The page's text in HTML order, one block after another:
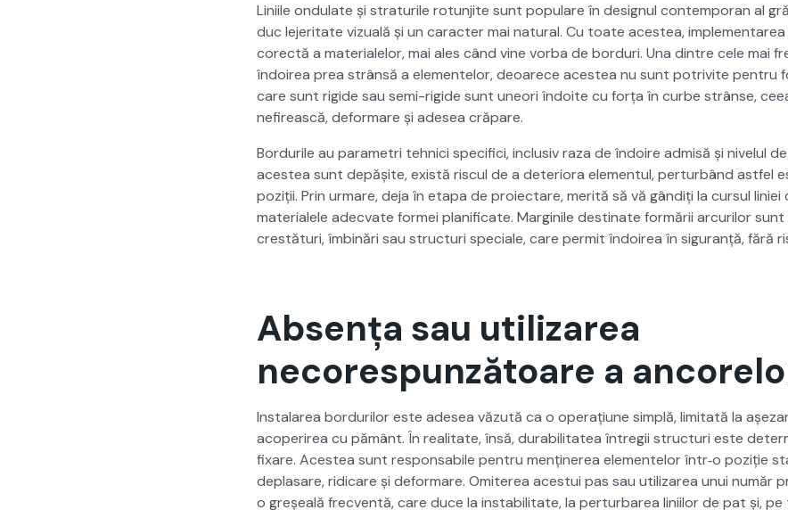
Lini­ile ondu­late și stra­turile rotun­jite sunt pop­u­lare în designul con­tem­po­ran al
duc lejer­i­tate vizuală și un car­ac­ter mai nat­ur­al. Cu toate aces­tea,
corec­tă a mate­ri­alelor, mai ales când vine vor­ba de bor­duri. Una din­tre cele mai
îndoirea prea strân­să a ele­mentelor, deoarece aces­tea nu sunt potriv­ite pen­tru
care sunt rigide sau semi-rigide sunt une­ori îndoite cu forța în curbe strânse,
nefirească, defor­mare și ade­sea cră­pare.
Bor­durile au para­metri tehni­ci speci­fi­ci, inclu­siv raza de îndoire admisă și nivelul
aces­tea sunt depășite, există riscul de a dete­ri­o­ra ele­men­tul, per­tur­bând ast­fel
poz­iții. Prin urmare, deja în eta­pa de proiectare, mer­ită să vă gândiți la cur­sul lin­iei
mate­ri­alele adec­vate formei plan­i­fi­cate. Mar­gin­ile des­ti­nate for­mării arcurilor
crestă­turi, îmbinări sau struc­turi spe­ciale, care per­mit îndoirea în sig­u­ranță, fără
Absența sau utilizarea
necorespunzătoare a
Insta­larea bor­durilor este ade­sea văzută ca o oper­ați­une sim­plă, lim­i­tată la
acoperirea cu pământ. În real­i­tate, însă, dura­bil­i­tatea întregii struc­turi este
fixare. Aces­tea sunt respon­s­abile pen­tru menținerea ele­mentelor într‑o poz­iție
deplasare, ridi­care și defor­mare. Omiterea aces­tui pas sau uti­lizarea unui număr
o greșeală frecven­tă, care duce la insta­bil­i­tate, la per­tur­barea lini­ilor de pat și,